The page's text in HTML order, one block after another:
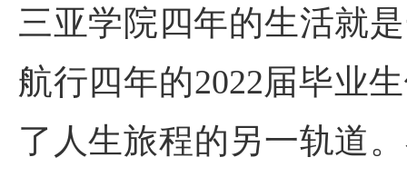
三亚学院四年的生活就
航行四年的2022届毕业
了人生旅程的另一轨道